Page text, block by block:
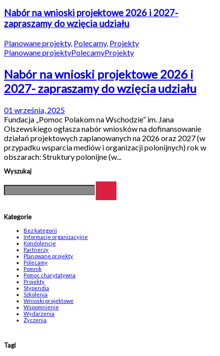
Nabór na wnioski projektowe 2026 i 2027-
zapraszamy do wzięcia udziału
Planowane projekty, Polecamy, Projekty
Planowane projektyPolecamyProjekty
Nabór na wnioski projektowe 2026 i
2027- zapraszamy do wzięcia udziału
01 września, 2025
Fundacja „Pomoc Polakom na Wschodzie” im. Jana
Olszewskiego ogłasza nabór wniosków na dofinansowanie
działań projektowych zaplanowanych na 2026 oraz 2027 (w
przypadku wsparcia mediów i organizacji polonijnych) rok w
obszarach: Struktury polonijne (w...
Wyszukaj
Kategorie
Bez kategorii
Informacje organizacyjne
Kondolencje
Partnerzy
Planowane projekty
Polecamy
Pomnik
Pomoc charytatywna
Projekty
Stypendia
Szkolenia
Wnioski projektowe
Wspomnienie
Wydarzenia
Życzenia
Tagi